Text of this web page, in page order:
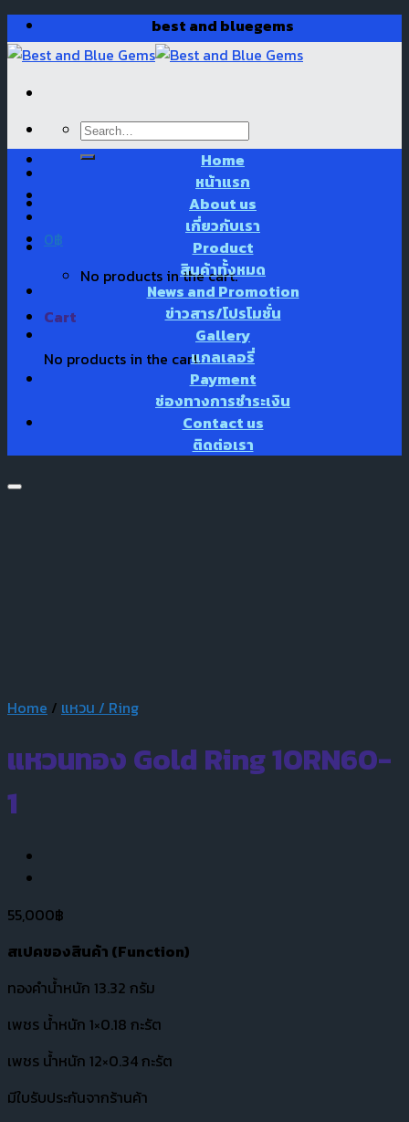
Skip
to
content
best and bluegems
Search
for:
0฿
No products in the cart.
Cart
No products in the cart.
Home
หน้าแรก
About us
เกี่ยวกับเรา
Product
สินค้าทั้งหมด
News and Promotion
ข่าวสาร/โปรโมชั่น
Gallery
แกลเลอรี่
Payment
ช่องทางการชำระเงิน
Contact us
ติดต่อเรา
Home / แหวน / Ring
แหวนทอง Gold Ring 10RN60-
1
55,000฿
สเปคของสินค้า (Function)
ทองคำน้ำหนัก 13.32 กรัม
เพชร น้ำหนัก 1×0.18 กะรัต
เพชร น้ำหนัก 12×0.34 กะรัต
มีใบรับประกันจากร้านค้า